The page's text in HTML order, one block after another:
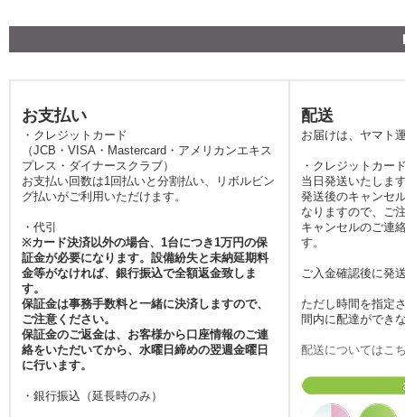
ンターネット接続を提供
するポータブル通信機器で
す。みんなのWi-Fiでは、月
末の速度制限でパケットが
不足した際のご利用も非常
に多くなっています。最近
では動画配信サービスの普
及により、外出先でのデー
タ消費量が増加しています
が、当店のルーターがあれ
ばギガを気にせず楽しめま
す。返却もポストに投函す
るだけの手軽さですので、
忙しいビジネスマンや、成
田空港・羽田空港などの大
きなハブ駅を経由して移動
される旅行者の方にも、手
間なくご利用いただける利
便性が魅力です。
お支払い
・クレジットカード
（JCB・VISA・Mastercard・アメリカンエキス
プレス・ダイナースクラブ）
お支払い回数は1回払いと分割払い、リボルビン
グ払いがご利用いただけます。
・代引
※カード決済以外の場合、1台につき1万円の保
証金が必要になります。設備紛失と未納延期料
金等がなければ、銀行振込で全額返金致しま
す。
保証金は事務手数料と一緒に決済しますので、
ご注意ください。
保証金のご返金は、お客様から口座情報のご連
絡をいただいてから、水曜日締めの翌週金曜日
に行います。
・銀行振込（延長時のみ）
配送
お届けは、ヤマト
・クレジットカー
当日発送いたしま
発送後のキャンセ
なりますので、ご
キャンセルのご連
す。
ご入金確認後に発
ただし時間を指定
間内に配達ができ
配送についてはこ